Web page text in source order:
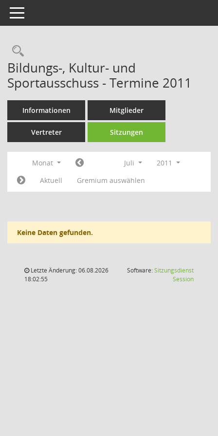
Toggle navigation
Rechercheauswahl
Bildungs-, Kultur- und
Sportausschuss - Termine 2011
Informationen Mitglieder
Vertreter Sitzungen
Monat Juli
2011
Aktuell
Gremium auswählen
Keine Daten gefunden.
Letzte Änderung: 06.08.2026
18:02:55
Software:Sitzungsdienst
Session(Wird in